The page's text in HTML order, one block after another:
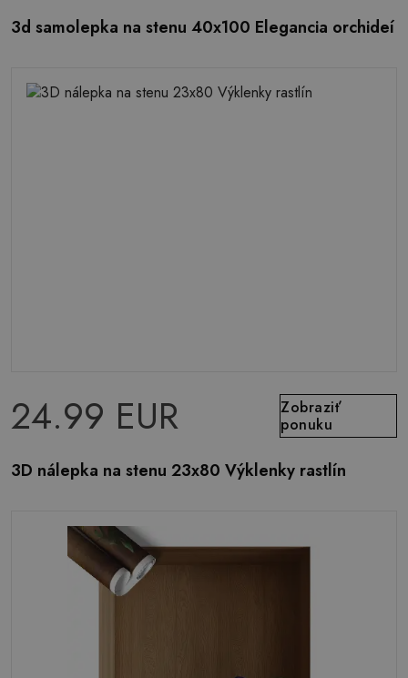
3d samolepka na stenu 40x100 Elegancia orchideí
24.99 EUR
Zobraziť
ponuku
3D nálepka na stenu 23x80 Výklenky rastlín